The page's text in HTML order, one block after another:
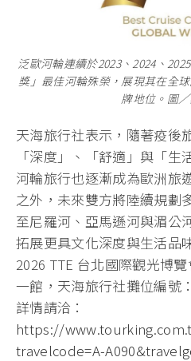
泛歐河輪連續於2023、2024、
獎」最佳河輪殊榮，展現其在全
牌地位。圖
天海旅行社表示，隨著疫後
「深度」、「舒適」與「生
河輪旅行也逐漸成為歐洲旅
之外，未來雙方將陸續規劃
至尼羅河、亞馬遜河與湄公
拓展更具文化深度與生活品
2026 TTE 台北國際觀光博
一館，天海旅行社攤位編號
詳情請洽：
https://
travelcode=A-